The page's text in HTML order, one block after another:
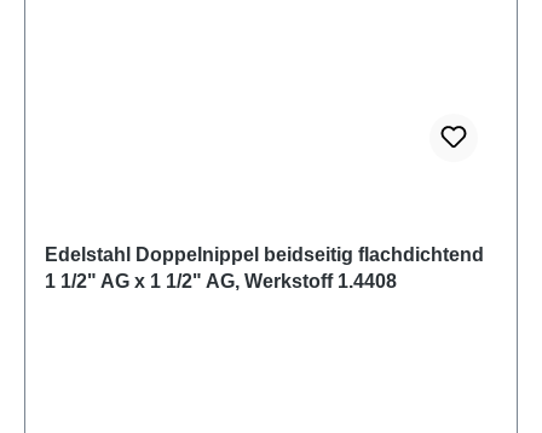
Edelstahl Doppelnippel beidseitig flachdichtend
1 1/2" AG x 1 1/2" AG, Werkstoff 1.4408